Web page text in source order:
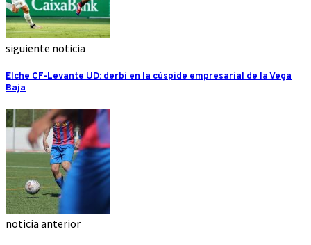
siguiente noticia
Elche CF-Levante UD: derbi en la cúspide empresarial de la Vega
Baja
noticia anterior